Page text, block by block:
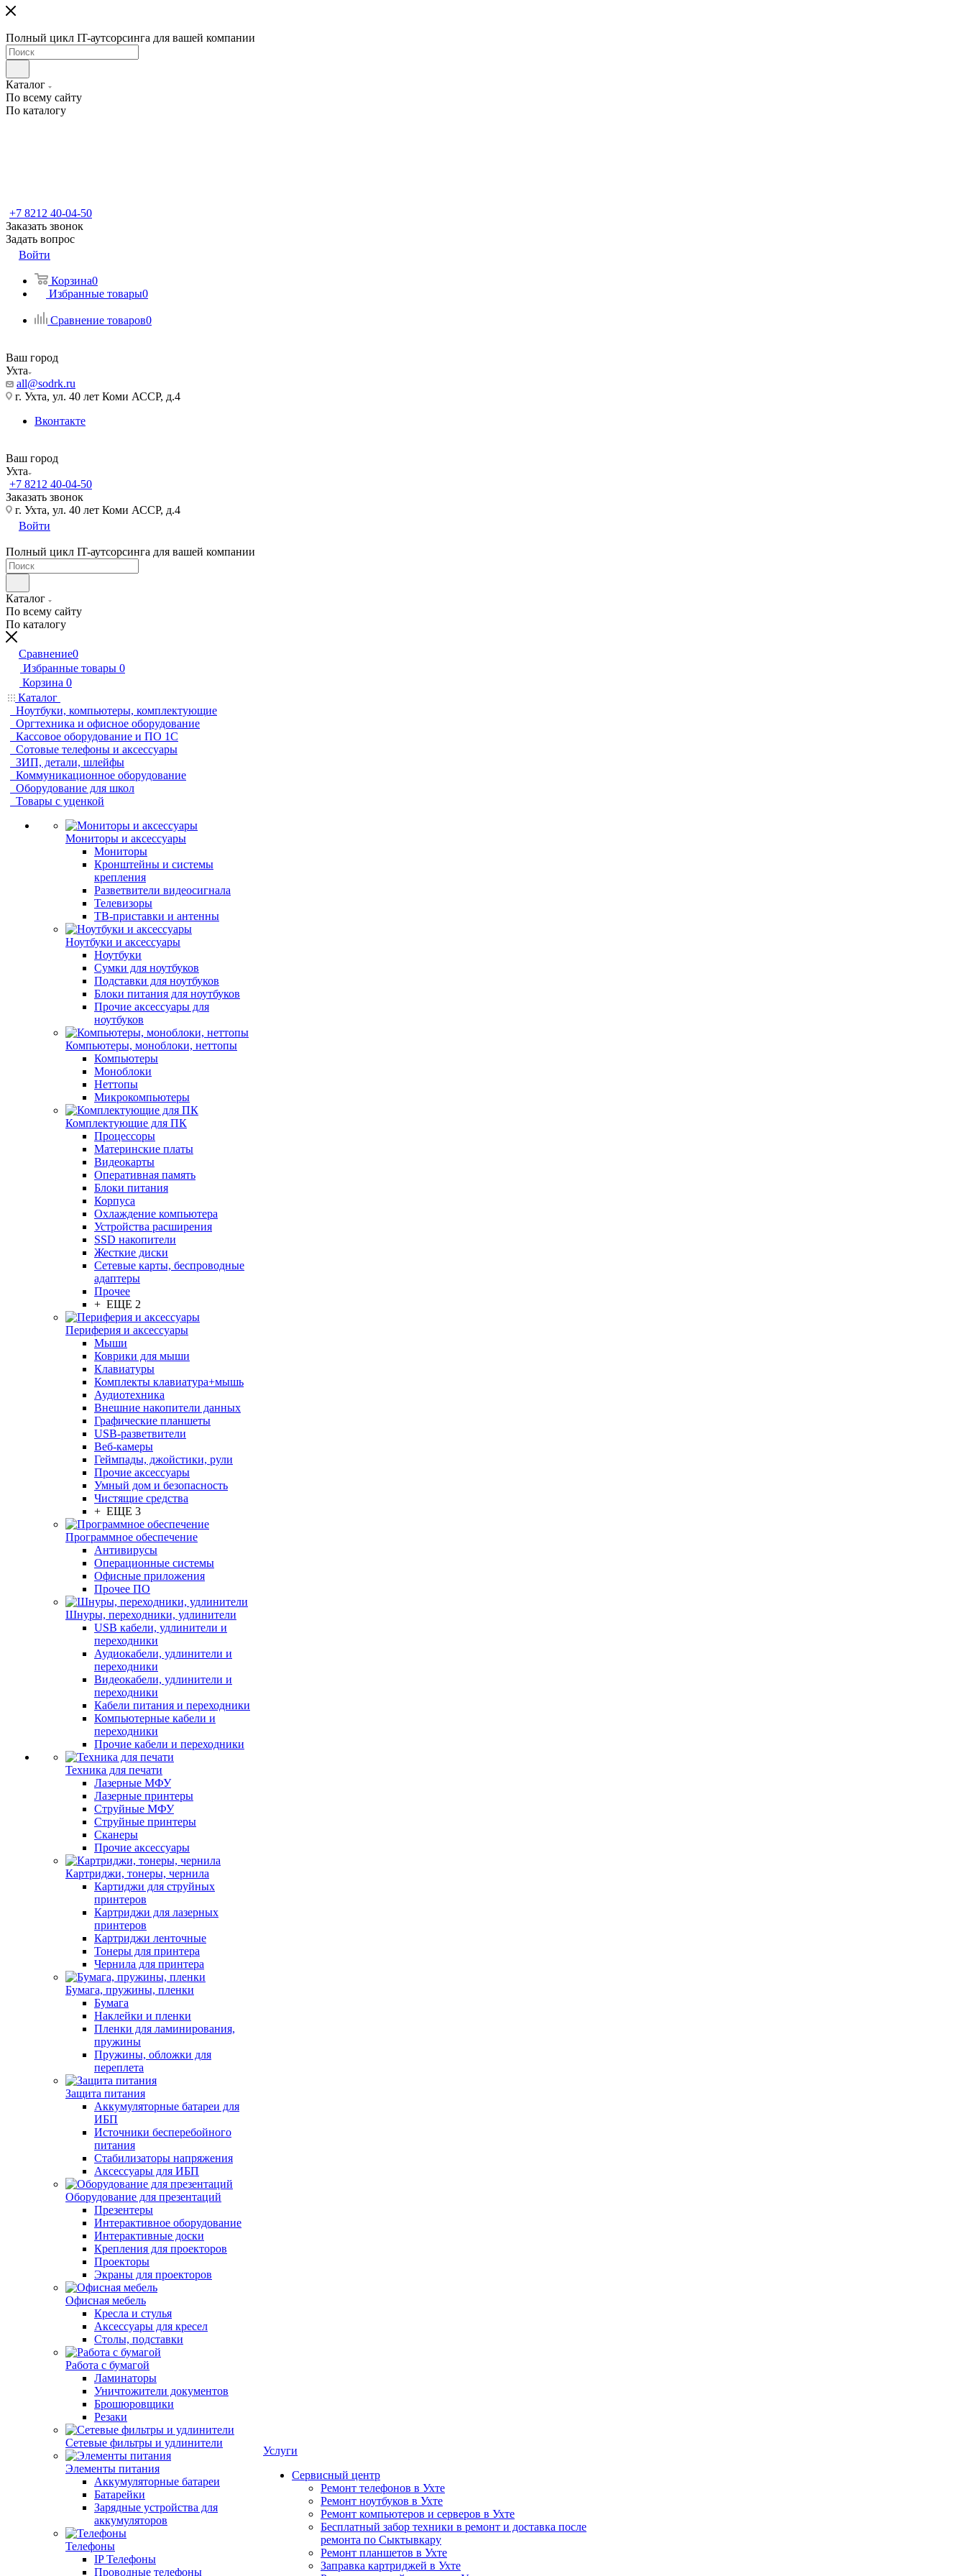
Полный цикл IT-аутсорсинга для вашей компании
Каталог
По всему сайту
По каталогу
+7 8212 40-04-50
Заказать звонок
Задать вопрос
Войти
Корзина0
Избранные товары0
Сравнение товаров0
Ваш город
Ухта
all@sodrk.ru
г. Ухта, ул. 40 лет Коми АССР, д.4
Вконтакте
Ваш город
Ухта
+7 8212 40-04-50
Заказать звонок
г. Ухта, ул. 40 лет Коми АССР, д.4
Войти
Полный цикл IT-аутсорсинга для вашей компании
Каталог
По всему сайту
По каталогу
Сравнение0
Избранные товары 0
Корзина 0
Каталог
Ноутбуки, компьютеры, комплектующие
Оргтехника и офисное оборудование
Кассовое оборудование и ПО 1С
Сотовые телефоны и аксессуары
ЗИП, детали, шлейфы
Коммуникационное оборудование
Оборудование для школ
Товары с уценкой
Мониторы и аксессуары
Мониторы
Кронштейны и системы
крепления
Разветвители видеосигнала
Телевизоры
ТВ-приставки и антенны
Ноутбуки и аксессуары
Ноутбуки
Сумки для ноутбуков
Подставки для ноутбуков
Блоки питания для ноутбуков
Прочие аксессуары для
ноутбуков
Компьютеры, моноблоки, неттопы
Компьютеры
Моноблоки
Неттопы
Микрокомпьютеры
Комплектующие для ПК
Процессоры
Материнские платы
Видеокарты
Оперативная память
Блоки питания
Корпуса
Охлаждение компьютера
Устройства расширения
SSD накопители
Жесткие диски
Сетевые карты, беспроводные
адаптеры
Прочее
+ ЕЩЕ 2
Периферия и аксессуары
Мыши
Коврики для мыши
Клавиатуры
Комплекты клавиатура+мышь
Аудиотехника
Внешние накопители данных
Графические планшеты
USB-разветвители
Веб-камеры
Геймпады, джойстики, рули
Прочие аксессуары
Умный дом и безопасность
Чистящие средства
+ ЕЩЕ 3
Программное обеспечение
Антивирусы
Операционные системы
Офисные приложения
Прочее ПО
Шнуры, переходники, удлинители
USB кабели, удлинители и
переходники
Аудиокабели, удлинители и
переходники
Видеокабели, удлинители и
переходники
Кабели питания и переходники
Компьютерные кабели и
переходники
Прочие кабели и переходники
Техника для печати
Лазерные МФУ
Лазерные принтеры
Струйные МФУ
Струйные принтеры
Сканеры
Прочие аксессуары
Картриджи, тонеры, чернила
Картиджи для струйных
принтеров
Картриджи для лазерных
принтеров
Картриджи ленточные
Тонеры для принтера
Чернила для принтера
Бумага, пружины, пленки
Бумага
Наклейки и пленки
Пленки для ламинирования,
пружины
Пружины, обложки для
переплета
Защита питания
Аккумуляторные батареи для
ИБП
Источники бесперебойного
питания
Стабилизаторы напряжения
Аксессуары для ИБП
Оборудование для презентаций
Презентеры
Интерактивное оборудование
Интерактивные доски
Крепления для проекторов
Проекторы
Экраны для проекторов
Офисная мебель
Кресла и стулья
Аксессуары для кресел
Столы, подставки
Работа с бумагой
Ламинаторы
Уничтожители документов
Брошюровщики
Резаки
Сетевые фильтры и удлинители
Элементы питания
Аккумуляторные батареи
Батарейки
Зарядные устройства для
аккумуляторов
Телефоны
IP Телефоны
Проводные телефоны
Услуги
Сервисный центр
Ремонт телефонов в Ухте
Ремонт ноутбуков в Ухте
Ремонт компьютеров и серверов в Ухте
Бесплатный забор техники в ремонт и доставка после
ремонта по Сыктывкару
Ремонт планшетов в Ухте
Заправка картриджей в Ухте